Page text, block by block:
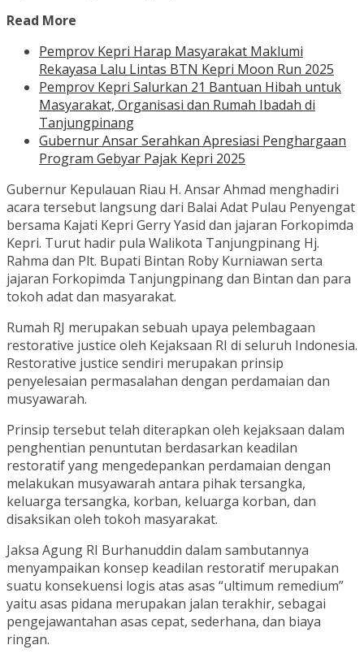
Read More
Pemprov Kepri Harap Masyarakat Maklumi
Rekayasa Lalu Lintas BTN Kepri Moon Run 2025
Pemprov Kepri Salurkan 21 Bantuan Hibah untuk
Masyarakat, Organisasi dan Rumah Ibadah di
Tanjungpinang
Gubernur Ansar Serahkan Apresiasi Penghargaan
Program Gebyar Pajak Kepri 2025
Gubernur Kepulauan Riau H. Ansar Ahmad menghadiri
acara tersebut langsung dari Balai Adat Pulau Penyengat
bersama Kajati Kepri Gerry Yasid dan jajaran Forkopimda
Kepri. Turut hadir pula Walikota Tanjungpinang Hj.
Rahma dan Plt. Bupati Bintan Roby Kurniawan serta
jajaran Forkopimda Tanjungpinang dan Bintan dan para
tokoh adat dan masyarakat.
Rumah RJ merupakan sebuah upaya pelembagaan
restorative justice oleh Kejaksaan RI di seluruh Indonesia.
Restorative justice sendiri merupakan prinsip
penyelesaian permasalahan dengan perdamaian dan
musyawarah.
Prinsip tersebut telah diterapkan oleh kejaksaan dalam
penghentian penuntutan berdasarkan keadilan
restoratif yang mengedepankan perdamaian dengan
melakukan musyawarah antara pihak tersangka,
keluarga tersangka, korban, keluarga korban, dan
disaksikan oleh tokoh masyarakat.
Jaksa Agung RI Burhanuddin dalam sambutannya
menyampaikan konsep keadilan restoratif merupakan
suatu konsekuensi logis atas asas “ultimum remedium”
yaitu asas pidana merupakan jalan terakhir, sebagai
pengejawantahan asas cepat, sederhana, dan biaya
ringan.